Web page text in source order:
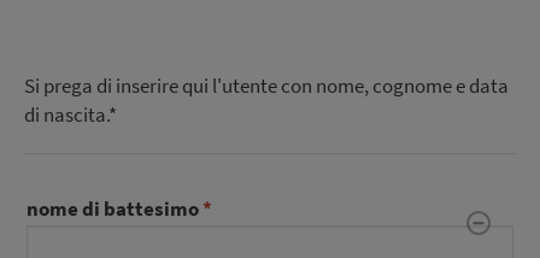
Si prega di inserire qui l'utente con nome, cognome e data
di nascita.*
nome di battesimo